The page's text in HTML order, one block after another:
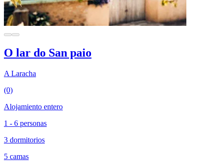
O lar do San paio
A Laracha
(0)
Alojamiento entero
1 - 6 personas
3 dormitorios
5 camas